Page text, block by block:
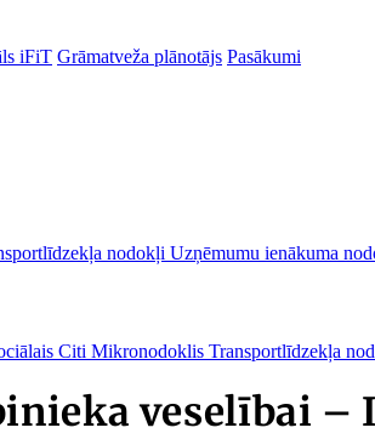
iFiT Grāmatveža plānotājs Pasākumi
nodokļi Uzņēmumu ienākuma
Citi Mikronodoklis Transportlīdzekļa
veselībai –